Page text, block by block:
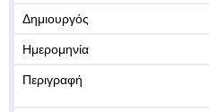
Δημιουργός
Ημερομηνία
Περιγραφή